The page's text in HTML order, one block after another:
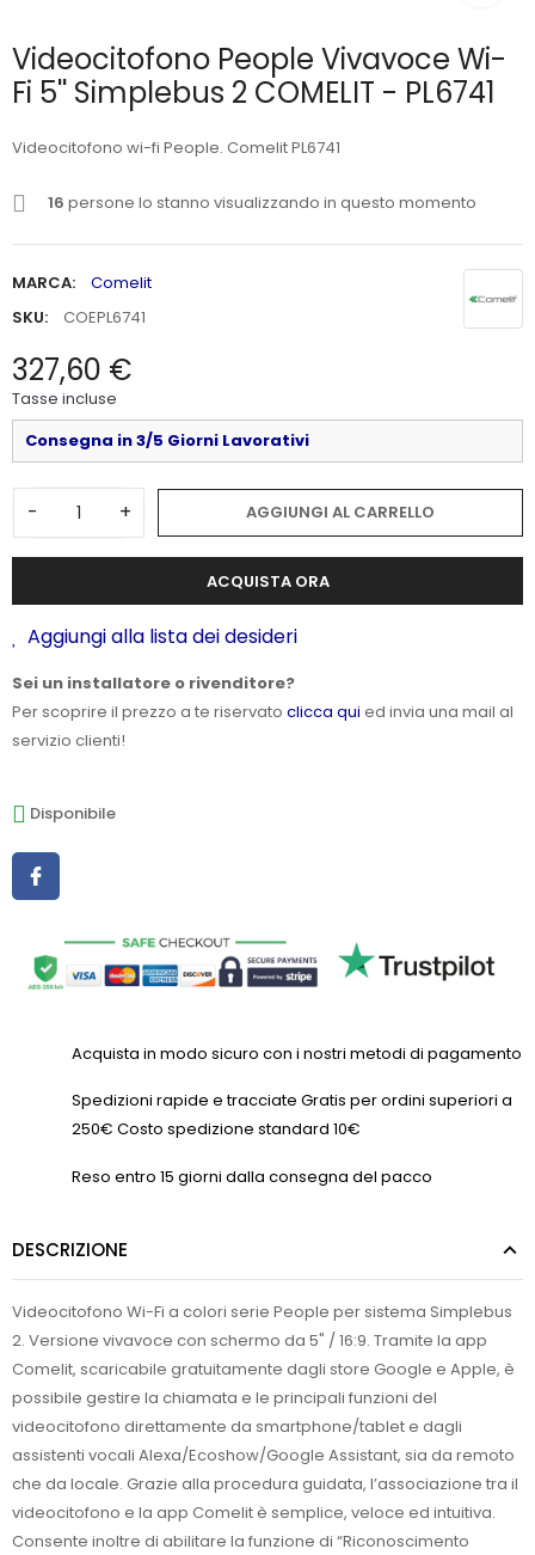
Videocitofono People Vivavoce Wi-
Fi 5'' Simplebus 2 COMELIT - PL6741
Videocitofono wi-fi People. Comelit PL6741
16 persone lo stanno visualizzando in questo momento
MARCA:
Comelit
SKU:
COEPL6741
327,60 €
Tasse incluse
Consegna in 3/5 Giorni Lavorativi
- + AGGIUNGI AL CARRELLO
ACQUISTA ORA
Aggiungi alla lista dei desideri
Sei un installatore o rivenditore?
Per scoprire il prezzo a te riservato clicca qui ed invia una mail al
servizio clienti!
Disponibile
Acquista in modo sicuro con i nostri metodi di pagamento
Spedizioni rapide e tracciate Gratis per ordini superiori a
250€ Costo spedizione standard 10€
Reso entro 15 giorni dalla consegna del pacco
DESCRIZIONE
Videocitofono Wi-Fi a colori serie People per sistema Simplebus
2. Versione vivavoce con schermo da 5" / 16:9. Tramite la app
Comelit, scaricabile gratuitamente dagli store Google e Apple, è
possibile gestire la chiamata e le principali funzioni del
videocitofono direttamente da smartphone/tablet e dagli
assistenti vocali Alexa/Ecoshow/Google Assistant, sia da remoto
che da locale. Grazie alla procedura guidata, l’associazione tra il
videocitofono e la app Comelit è semplice, veloce ed intuitiva.
Consente inoltre di abilitare la funzione di “Riconoscimento